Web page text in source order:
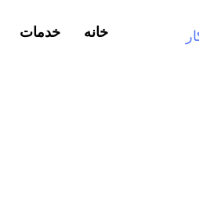
خانه خدمات